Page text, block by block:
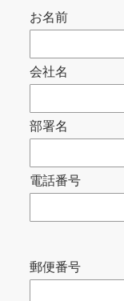
お名前
会社名
部署名
電話番号
郵便番号